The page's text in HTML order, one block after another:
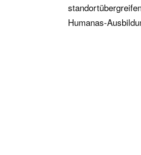
Humanas-